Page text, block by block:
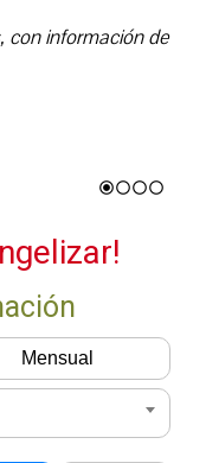
con información de